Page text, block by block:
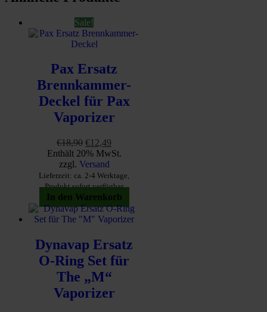
Sale!
Pax Ersatz
Brennkammer-
Deckel für Pax
Vaporizer
€18,90 Ursprünglicher
Preis
war:
€18,90
€12,49
Preis
€12,49.
Enthält 20% MwSt.
zzgl. Versand
Lieferzeit: ca. 2-4 Werktage,
Produkt sofort verfügbar
In den Warenkorb
Dynavap Ersatz
O-Ring Set für
The „M“
Vaporizer